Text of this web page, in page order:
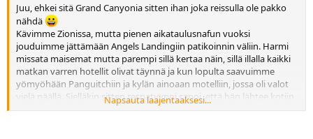
Juu, ehkei sitä Grand Canyonia sitten ihan joka reissulla ole pakko
nähdä
Kävimme Zionissa, mutta pienen aikataulusnafun vuoksi
jouduimme jättämään Angels Landingiin patikoinnin väliin. Harmi
missata maisemat mutta parempi sillä kertaa näin, sillä illalla kaikki
matkan varren hotellit olivat täynnä ja kun lopulta saavuimme
yömyöhään Panguitchiin ja kylän ainoaan motelliin, jossa oli valot
vielä päällä. Sielläkin sitten respatyyppi sanoi, että hän lähtee kotiin
10 minuutin päästä ja ehdimme juuri ennen kuin hän rupeaa
Napsauta laajentaaksesi...